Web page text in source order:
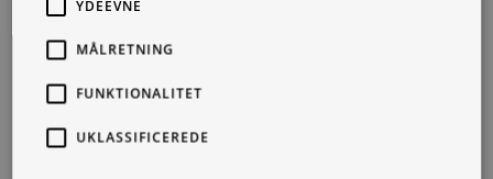
YDEEVNE
MÅLRETNING
FUNKTIONALITET
UKLASSIFICEREDE